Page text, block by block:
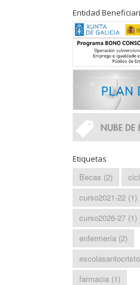
Entidad
Etiquetas
Becas (2)
curso2021-22 (1)
curso2026-27 (1)
enfermería (2)
escolasantocristo
farmacia (1)